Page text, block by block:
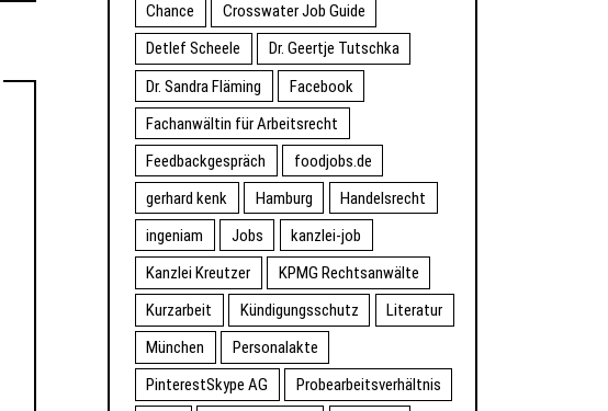
Chance
Crosswater Job Guide
Detlef Scheele
Dr. Geertje Tutschka
Dr. Sandra Fläming
Facebook
Fachanwältin für Arbeitsrecht
Feedbackgespräch
foodjobs.de
gerhard kenk
Hamburg
Handelsrecht
ingeniam
Jobs
kanzlei-job
Kanzlei Kreutzer
KPMG Rechtsanwälte
Kurzarbeit
Kündigungsschutz
Literatur
München
Personalakte
PinterestSkype AG
Probearbeitsverhältnis